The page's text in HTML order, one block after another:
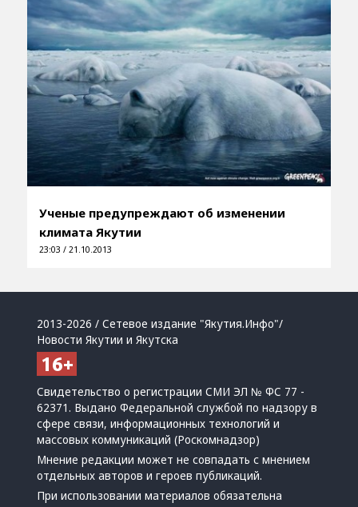
Ученые предупреждают об изменении
климата Якутии
23:03 / 21.10.2013
2013-2026 / Сетевое издание "Якутия.Инфо"/
Новости Якутии и Якутска
Свидетельство о регистрации СМИ ЭЛ № ФС 77 -
62371. Выдано Федеральной службой по надзору в
сфере связи, информационных технологий и
массовых коммуникаций (Роскомнадзор)
Мнение редакции может не совпадать с мнением
отдельных авторов и героев публикаций.
При использовании материалов обязательна